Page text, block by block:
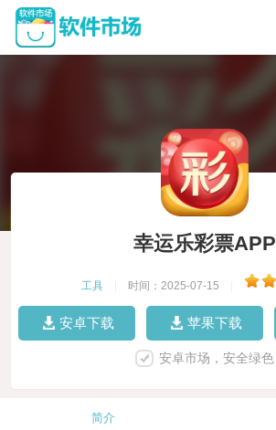
幸运乐彩票APP
工具 时间：2025-07-15
安卓下载 苹果下载
安卓市场，安全绿色
简介